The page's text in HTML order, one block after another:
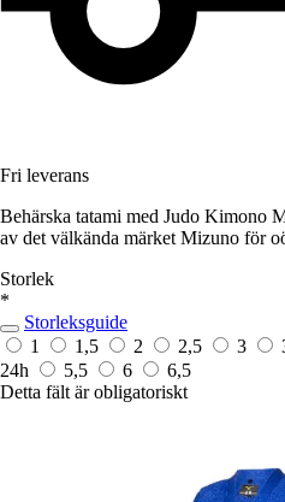
Fri leverans
Behärska tatami med Judo Kimono
av det välkända märket Mizuno för
Storlek
*
Storleksguide
1
1,5 2 2,5 3
24h
5,5 6
6,5
Detta fält är obligatoriskt